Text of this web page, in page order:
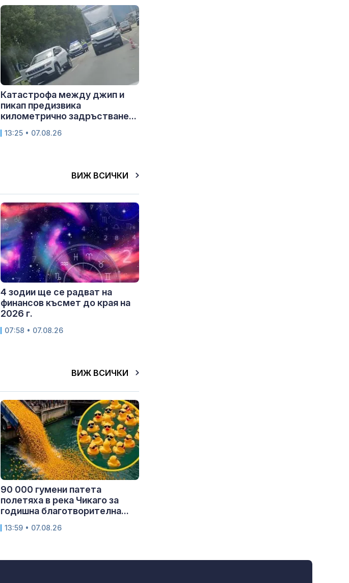
Катастрофа между джип и
пикап предизвика
километрично задръстване...
13:25 • 07.08.26
ВИЖ ВСИЧКИ
4 зодии ще се радват на
финансов късмет до края на
2026 г.
07:58 • 07.08.26
ВИЖ ВСИЧКИ
90 000 гумени патета
полетяха в река Чикаго за
годишна благотворителна...
13:59 • 07.08.26